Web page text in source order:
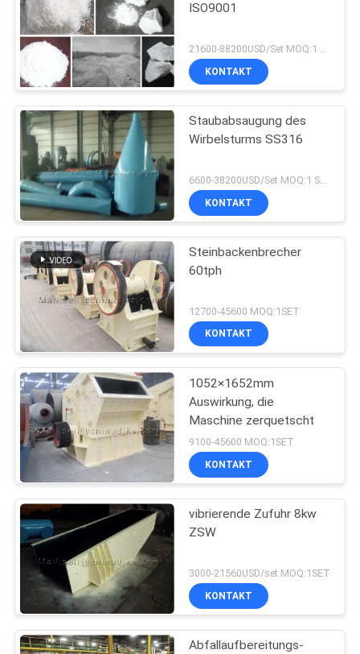
ISO9001
KONTAKT
Staubabsaugung des
Wirbelsturms SS316
KONTAKT
Steinbackenbrecher
60tph
12700-45600 MOQ:1SET
KONTAKT
1052×1652mm
Auswirkung, die
Maschine zerquetscht
9100-45600 MOQ:1SET
KONTAKT
vibrierende Zufuhr 8kw
ZSW
3000-21560USD/set MOQ:1SET
KONTAKT
Abfallaufbereitungs-